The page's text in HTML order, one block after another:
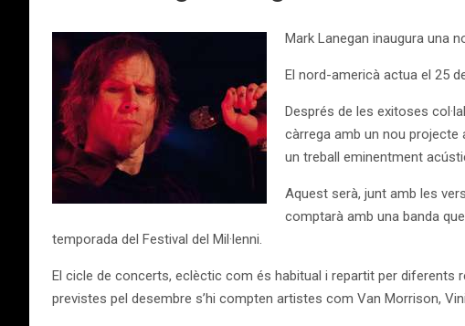
Mark Lanegan inaugura una
El nord-americà actua el 25
Després de les exitoses
càrrega amb un nou projecte
un treball eminentment
Aquest serà, junt amb les
comptarà amb una banda
temporada del Festival del Mil·lenni.
El cicle de concerts, eclèctic com és habitual i repartit per diferents
previstes pel desembre s’hi compten artistes com Van Morrison,